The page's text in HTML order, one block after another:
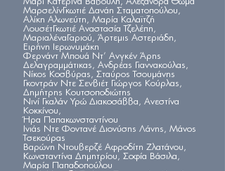
ΜαρσελίνΓκωτιέ Δανάη Σταματοπούλου,
Αλίκη Αλωνεύτη, Μαρία Καλαϊτζή
ΛουσέτΓκωτιέ Αναστασία Τζελέπη,
ΜαριαλέναΓαριού, Άρτεμις Αστεριάδη,
Ειρήνη Ιερωνυμάκη
Φερνάντ Μπουά Ντ’ Ανγκέν Άρης
Δελαγραμμάτικας, Ανδρέας Γιαννακούλας,
Νίκος Κοσβύρας, Σταύρος Τσουμάνης
Γκοντράν Ντε Σενβιέτ Γιώργος Κούρλας,
Δημήτρης Κουτσοποδιώτης
Νινί Γκαλάν Υρώ Διακοσάββα, Ανεστίνα
Κοκκίνου,
Ήρα Παπακωνσταντίνου
Ινιάς Ντε Φοντανέ Διονύσης Λάνης, Μάνος
Τσεκούρας
Βαρώνη Ντουβερζέ Αφροδίτη Ζλατάνου,
Κωνσταντίνα Δημητρίου, Σοφία Βάσιλα,
Μαρία Παπαδοπούλου